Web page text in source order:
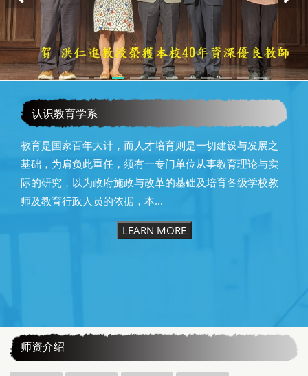
认识教育学系
教育是国家百年大计，而人才培育则是一切建设与发展之
基础，为肩负此重任，须有一专门单位从事教育理论与实
际的研究，以为政府施政与改革的基础及培育各级学校教
师及教育行政人员的依据，本...
LEARN MORE
师资介绍